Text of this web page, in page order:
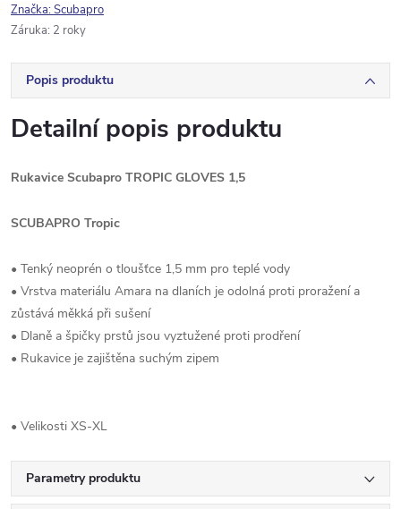
Značka:Scubapro
Záruka: 2 roky
Popis produktu
Detailní popis produktu
Rukavice Scubapro TROPIC GLOVES 1,5
SCUBAPRO Tropic
• Tenký neoprén o tloušťce 1,5 mm pro teplé vody
• Vrstva materiálu Amara na dlaních je odolná proti proražení a
zůstává měkká při sušení
• Dlaně a špičky prstů jsou vyztužené proti prodření
• Rukavice je zajištěna suchým zipem
• Velikosti XS-XL
Parametry produktu